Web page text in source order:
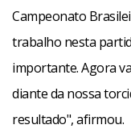
Campeonato
trabalho nesta
importante. Agora
diante da nossa
resultado", afirmou.